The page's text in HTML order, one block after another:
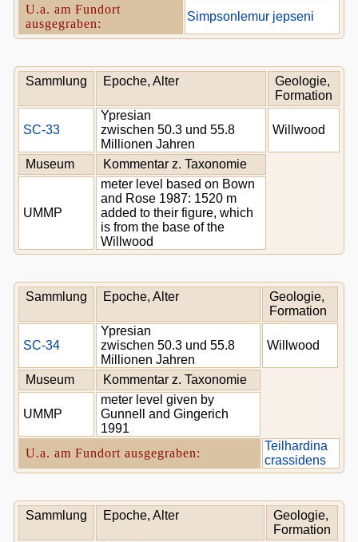
U.a. am Fundort
ausgegraben:
Simpsonlemur jepseni
Sammlung Epoche, Alter
Geologie,
Formation
SC-33
Ypresian
zwischen 50.3 und 55.8
Millionen Jahren
Willwood
Museum Kommentar z. Taxonomie
UMMP
meter level based on Bown
and Rose 1987: 1520 m
added to their figure, which
is from the base of the
Willwood
Sammlung Epoche, Alter
Geologie,
Formation
SC-34
Ypresian
zwischen 50.3 und 55.8
Millionen Jahren
Willwood
Museum Kommentar z. Taxonomie
UMMP
meter level given by
Gunnell and Gingerich
1991
U.a. am Fundort ausgegraben:
Teilhardina
crassidens
Sammlung Epoche, Alter
Geologie,
Formation